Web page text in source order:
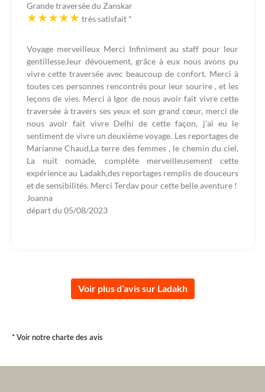
Grande traversée du Zanskar
très satisfait *
Voyage merveilleux Merci Infiniment au staff pour leur
gentillesse,leur dévouement, grâce à eux nous avons pu
vivre cette traversée avec beaucoup de confort. Merci à
toutes ces personnes rencontrés pour leur sourire , et les
leçons de vies. Merci à Igor de nous avoir fait vivre cette
traversée à travers ses yeux et son grand cœur, merci de
nous avoir fait vivre Delhi de cette façon, j'ai eu le
sentiment de vivre un deuxième voyage. Les reportages de
Marianne Chaud,La terre des femmes , le chemin du ciel,
La nuit nomade, complète merveilleusement cette
expérience au Ladakh,des reportages remplis de douceurs
et de sensibilités. Merci Terdav pour cette belle aventure !
Joanna
départ du 05/08/2023
Voir plus d’avis sur Ladakh
* Voir notre charte des avis